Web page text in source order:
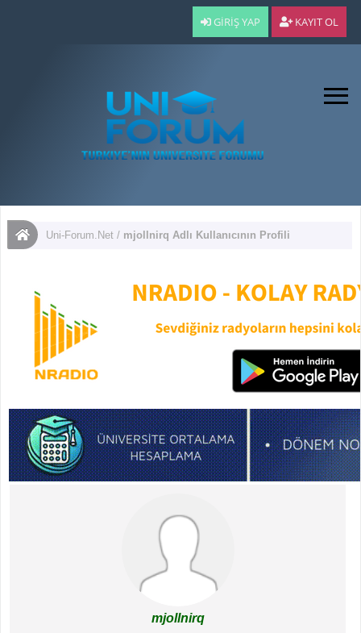
GIRIŞ YAP KAYIT OL
Uni-Forum.Net / mjollnirq Adlı Kullanıcının Profili
mjollnirq